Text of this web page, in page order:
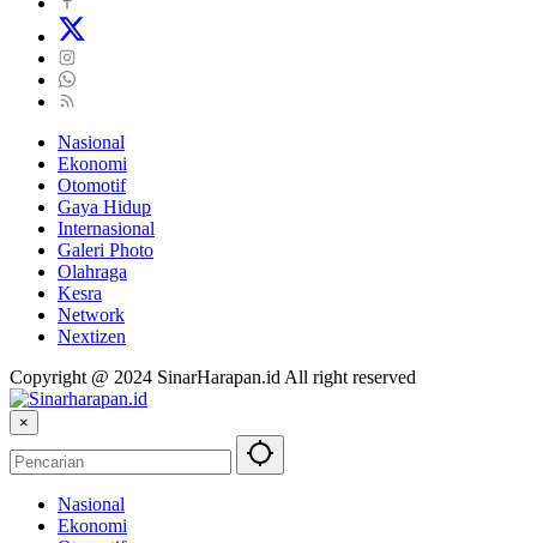
Nasional
Ekonomi
Otomotif
Gaya Hidup
Internasional
Galeri Photo
Olahraga
Kesra
Network
Nextizen
Copyright @ 2024 SinarHarapan.id All right reserved
×
Nasional
Ekonomi